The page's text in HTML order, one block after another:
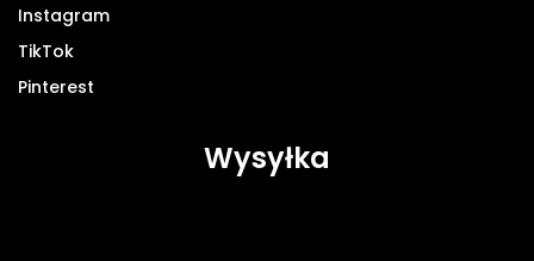
Instagram
TikTok
Pinterest
Wysyłka